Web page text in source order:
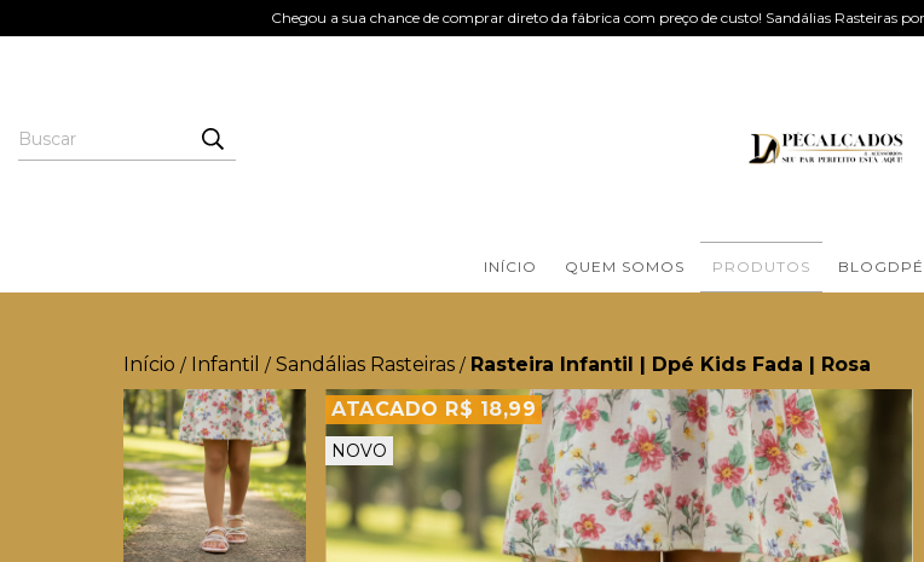
Chegou a sua chance de comprar direto da fábrica com preço de custo! Sandálias Rasteiras
INÍCIO QUEM SOMOS PRODUTOS BLOGDPÉ
Início / Infantil / Sandálias Rasteiras / Rasteira Infantil | Dpé Kids Fada | Rosa
ATACADO R$ 18,99
NOVO